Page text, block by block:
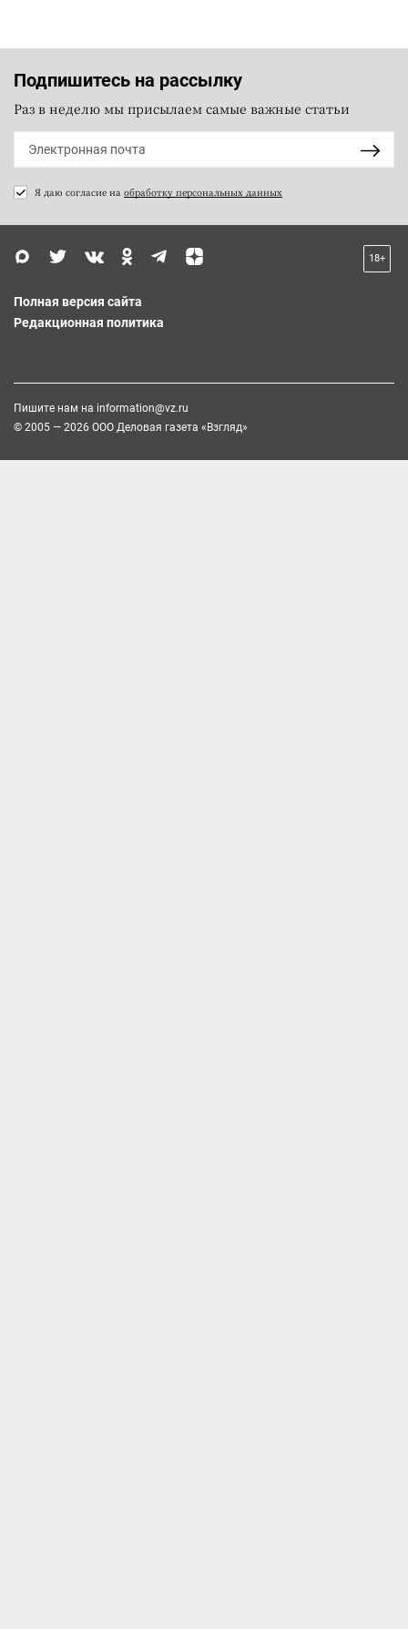
Подпишитесь на рассылку
Раз в неделю мы присылаем самые важные статьи
Я даю согласие на обработку персональных данных
18+
Полная версия сайта
Редакционная политика
Пишите нам на information@vz.ru
© 2005 — 2026 ООО Деловая газета «Взгляд»